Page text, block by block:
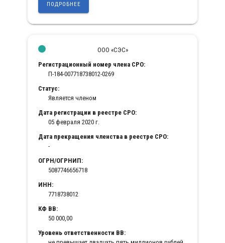
ПОДРОБНЕЕ
ООО «СЭС»
Регистрационный номер члена СРО:
П-184-007718738012-0269
Статус:
Является членом
Дата регистрации в реестре СРО:
05 февраля 2020 г.
Дата прекращения членства в реестре СРО:
-
ОГРН/ОГРНИП:
5087746656718
ИНН:
7718738012
КФ ВВ:
50 000,00
Уровень ответственности ВВ: